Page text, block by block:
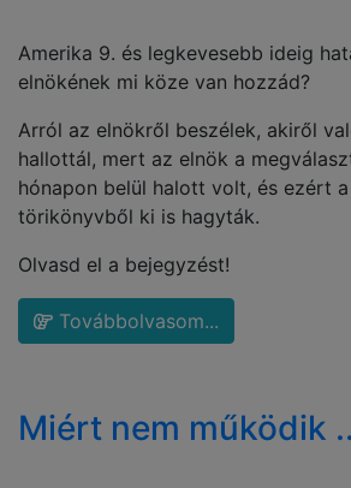
Amerika 9. és legkevesebb ideig
elnökének mi köze van hozzád?
Arról az elnökről beszélek, akiről
hallottál, mert az elnök a
hónapon belül halott volt, és ezért
törikönyvből ki is hagyták.
Olvasd el a bejegyzést!
Továbbolvasom...
Miért nem működik